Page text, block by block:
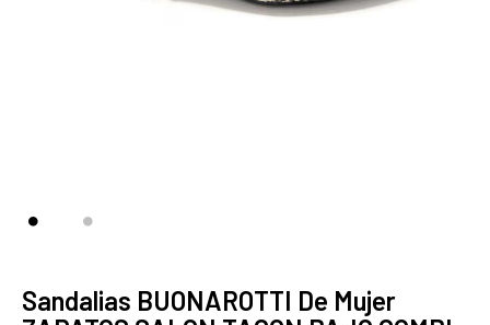
Sandalias BUONAROTTI De Mujer